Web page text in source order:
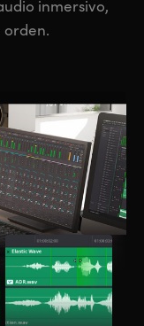
inmersivo,
orden.